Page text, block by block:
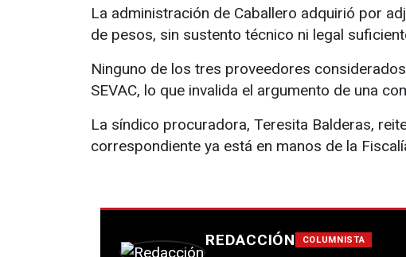
La administración de Caballero adquirió por
de pesos, sin sustento técnico ni legal
Ninguno de los tres proveedores
SEVAC, lo que invalida el argumento de una
La síndico procuradora, Teresita Balderas,
correspondiente ya está en manos de la
REDACCIÓN COLUMNISTA